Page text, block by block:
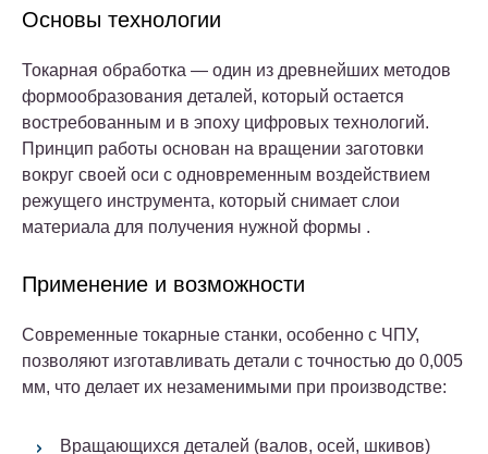
Основы технологии
Токарная обработка — один из древнейших методов
формообразования деталей, который остается
востребованным и в эпоху цифровых технологий.
Принцип работы основан на вращении заготовки
вокруг своей оси с одновременным воздействием
режущего инструмента, который снимает слои
материала для получения нужной формы .
Применение и возможности
Современные токарные станки, особенно с ЧПУ,
позволяют изготавливать детали с точностью до 0,005
мм, что делает их незаменимыми при производстве:
Вращающихся деталей (валов, осей, шкивов)